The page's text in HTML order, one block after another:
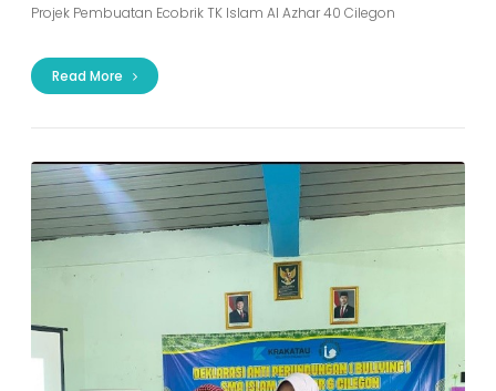
Projek Pembuatan Ecobrik TK Islam Al Azhar 40 Cilegon
Read More